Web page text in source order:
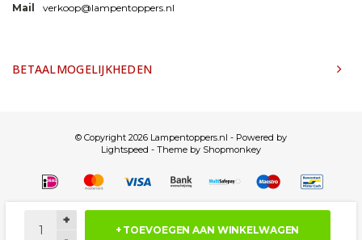
+
+ TOEVOEGEN AAN WINKELWAGEN
Mail
verkoop@lampentoppers.nl
BETAALMOGELIJKHEDEN
© Copyright 2026 Lampentoppers.nl - Powered by
Lightspeed - Theme by Shopmonkey